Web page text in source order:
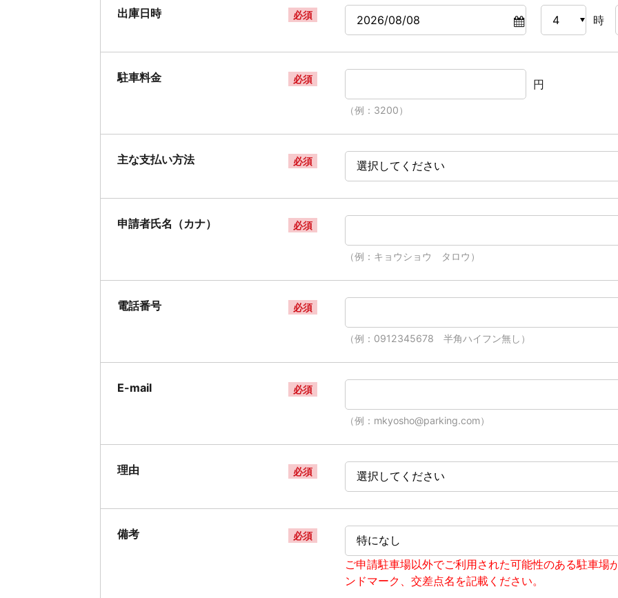
出庫日時 必須 時
駐車料金 必須 円
（例：3200）
主な支払い方法 必須
申請者氏名（カナ） 必須
（例：キョウショウ タロウ）
電話番号 必須
（例：0912345678 半角ハイフン無し）
E-mail 必須
（例：mkyosho@parking.com）
理由 必須
備考 必須
ご申請駐車場以外でご利用された可能性のある駐車場
ンドマーク、交差点名を記載ください。